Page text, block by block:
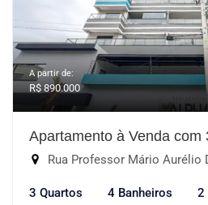
A partir de:
R$ 890.000
Apartamento à Venda com
Rua Professor Mário Aurélio
3 Quartos 4 Banheiros 2